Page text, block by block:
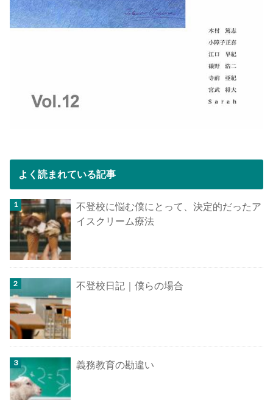
よく読まれている記事
不登校に悩む僕にとって、決定的だったア
イスクリーム療法
不登校日記｜僕らの場合
義務教育の勘違い